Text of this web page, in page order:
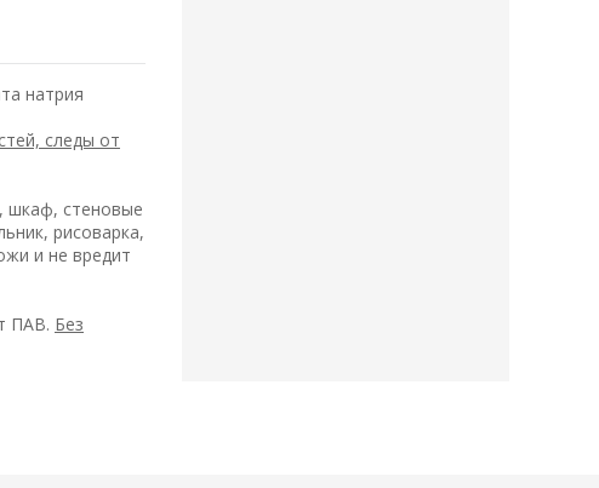
натрия
следы от
шкаф, стеновые
рисоварка,
и не вредит
ПАВ. Без